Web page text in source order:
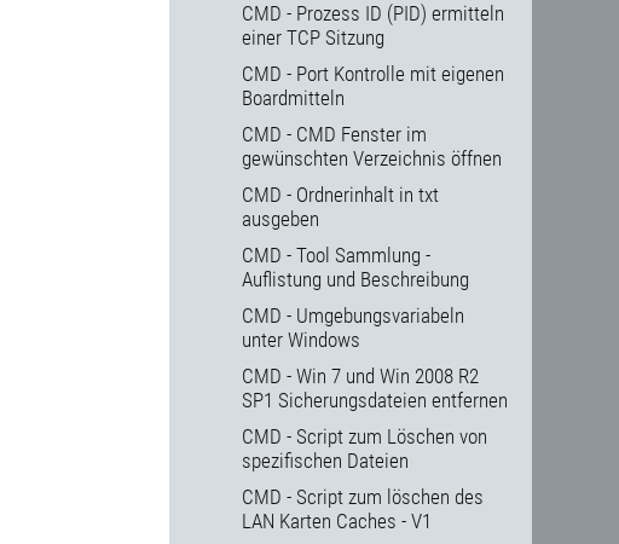
CMD - Prozess ID (PID) ermitteln
einer TCP Sitzung
CMD - Port Kontrolle mit eigenen
Boardmitteln
CMD - CMD Fenster im
gewünschten Verzeichnis öffnen
CMD - Ordnerinhalt in txt
ausgeben
CMD - Tool Sammlung -
Auflistung und Beschreibung
CMD - Umgebungsvariabeln
unter Windows
CMD - Win 7 und Win 2008 R2
SP1 Sicherungsdateien entfernen
CMD - Script zum Löschen von
spezifischen Dateien
CMD - Script zum löschen des
LAN Karten Caches - V1